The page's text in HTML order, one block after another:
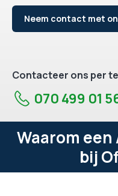
Neem contact met
Contacteer ons per
070 499 01
Waarom een
bij